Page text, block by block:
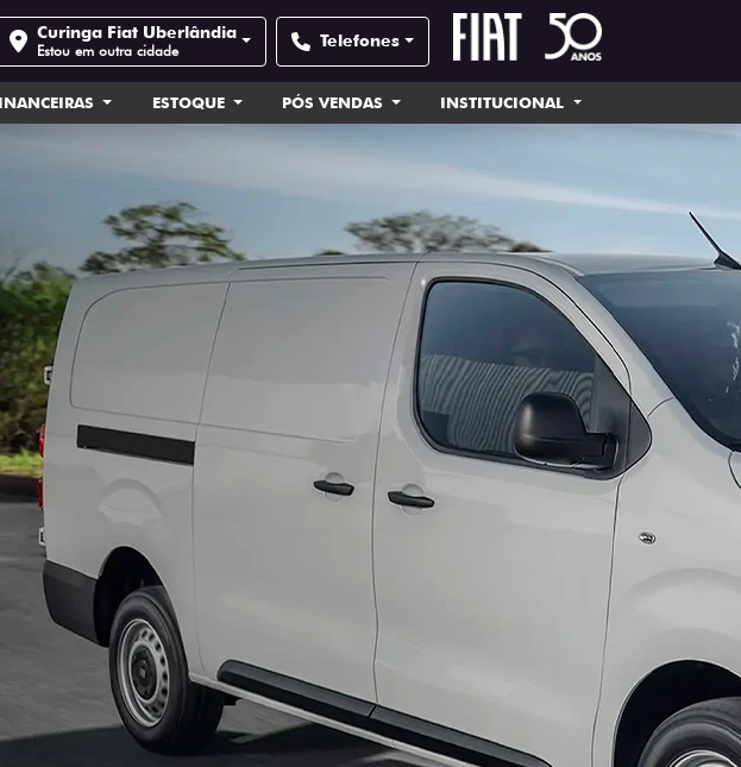
Curinga Fiat Uberlândia
Estou em outra cidade Telefones
ESTOQUE PÓS VENDAS INSTITUCIONAL